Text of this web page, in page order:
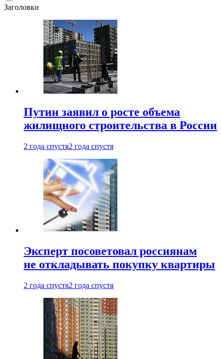
Заголовки
Путин заявил о росте объема
жилищного строительства в России
2 года спустя2 года спустя
Эксперт посоветовал россиянам
не откладывать покупку квартиры
2 года спустя2 года спустя